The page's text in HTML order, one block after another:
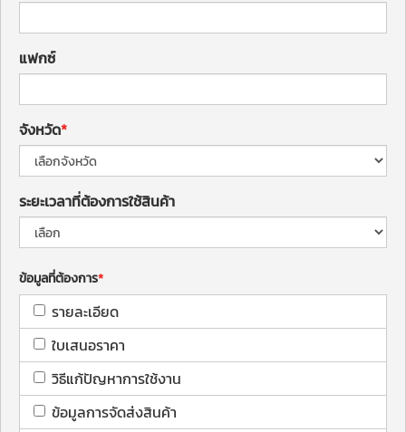
แฟกซ์
จังหวัด
ระยะเวลาที่ต้องการใช้สินค้า
ข้อมูลที่ต้องการ
รายละเอียด
ใบเสนอราคา
วิธีแก้ปัญหาการใช้งาน
ข้อมูลการจัดส่งสินค้า